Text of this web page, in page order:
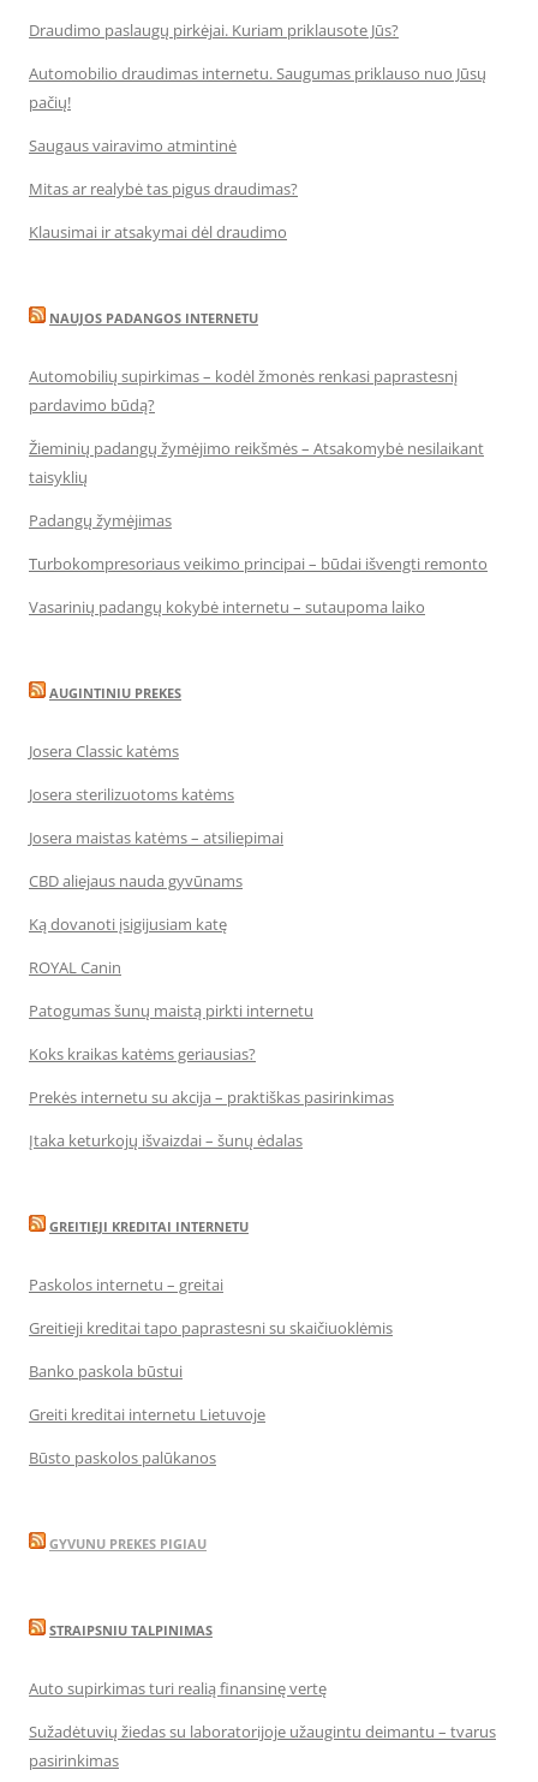
Draudimo paslaugų pirkėjai. Kuriam priklausote Jūs?
Automobilio draudimas internetu. Saugumas priklauso nuo Jūsų
pačių!
Saugaus vairavimo atmintinė
Mitas ar realybė tas pigus draudimas?
Klausimai ir atsakymai dėl draudimo
NAUJOS PADANGOS INTERNETU
Automobilių supirkimas – kodėl žmonės renkasi paprastesnį
pardavimo būdą?
Žieminių padangų žymėjimo reikšmės – Atsakomybė nesilaikant
taisyklių
Padangų žymėjimas
Turbokompresoriaus veikimo principai – būdai išvengti remonto
Vasarinių padangų kokybė internetu – sutaupoma laiko
AUGINTINIU PREKES
Josera Classic katėms
Josera sterilizuotoms katėms
Josera maistas katėms – atsiliepimai
CBD aliejaus nauda gyvūnams
Ką dovanoti įsigijusiam katę
ROYAL Canin
Patogumas šunų maistą pirkti internetu
Koks kraikas katėms geriausias?
Prekės internetu su akcija – praktiškas pasirinkimas
Įtaka keturkojų išvaizdai – šunų ėdalas
GREITIEJI KREDITAI INTERNETU
Paskolos internetu – greitai
Greitieji kreditai tapo paprastesni su skaičiuoklėmis
Banko paskola būstui
Greiti kreditai internetu Lietuvoje
Būsto paskolos palūkanos
GYVUNU PREKES PIGIAU
STRAIPSNIU TALPINIMAS
Auto supirkimas turi realią finansinę vertę
Sužadėtuvių žiedas su laboratorijoje užaugintu deimantu – tvarus
pasirinkimas